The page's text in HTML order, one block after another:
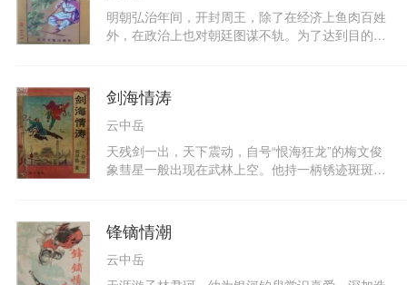
明朝弘治年间，开封周王，除了在经济上鱼肉百姓
外，在政治上也对朝廷图谋不轨。为了达到目的，
之间，在助纣为虐，还是锄暴安良的大是大非之
上，展开了惨烈的争杀。出身名门正派的九华山少
庄主梁永春，为人奸险狡狯，处心积虑地想要谋取
武林至尊的宝座，不惜背叛侠义道的戒条，投靠了
周王府，采取极其卑劣手段，陷害真正的侠义道代
表商士杰和颇有正义感的萧相，一桩血案，愈演愈
梁永春和周王府的杀手魔头，以“我独行”的绰号，
扬名立万，双方经过无数次刀与剑、血与火、胆量
与智谋的残酷较量，“我独行”终于血溅群丑，揭穿
剑海情涛
云中岳
天残剑一出，天下震动，自号“恨海狂龙”的梅文俊
象彗星一般出现在武林上空。他持一柄锈迹斑斑的
如夺命太岁，令人闻风丧胆。其实“恨海狂龙”一身
正气，淫妖三音妙尼美若天仙，妩媚多情，情感迷
人，淫荡妖艳，千般诱惑。“恨海狂龙”梅文俊不仅
不为所动，反而劝她们改邪归正，面对邪恶之首宇
锋镝情潮
云中岳